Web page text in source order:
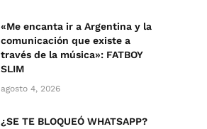
«Me encanta ir a Argentina y la
comunicación que existe a
través de la música»: FATBOY
SLIM
agosto 4, 2026
¿SE TE BLOQUEÓ WHATSAPP?